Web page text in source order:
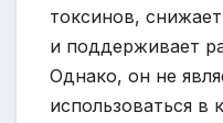
токсинов,
и поддерживает
Однако, он не
использоваться в